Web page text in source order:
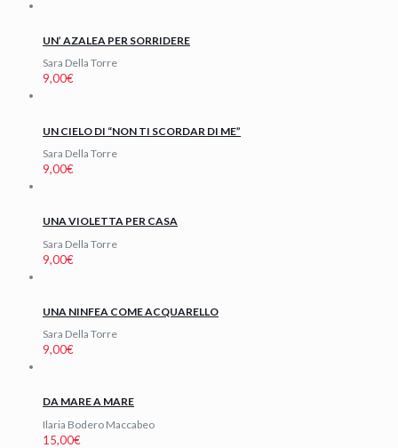
UN’ AZALEA PER SORRIDERE
Sara Della Torre
9,00€
UN CIELO DI “NON TI SCORDAR DI ME”
Sara Della Torre
9,00€
UNA VIOLETTA PER CASA
Sara Della Torre
9,00€
UNA NINFEA COME ACQUARELLO
Sara Della Torre
9,00€
DA MARE A MARE
Ilaria Bodero Maccabeo
15,00€